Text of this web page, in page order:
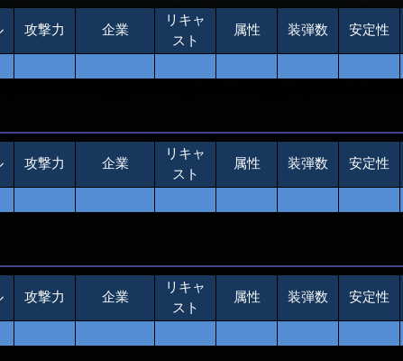
攻撃力 企業
リキャ
スト
属性 装弾数 安定性
攻撃力 企業
リキャ
スト
属性 装弾数 安定性
攻撃力 企業
リキャ
スト
属性 装弾数 安定性